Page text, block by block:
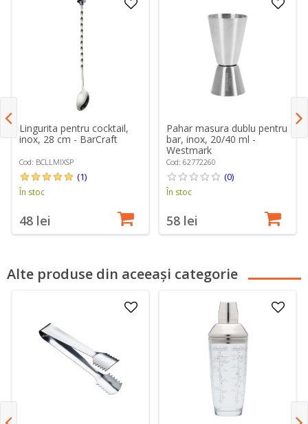
Lingurita pentru cocktail,
inox, 28 cm - BarCraft
Cod: BCLLMIXSP
(1)
În stoc
48 lei
Pahar masura dublu pentru
bar, inox, 20/40 ml -
Westmark
Cod: 62772260
(0)
În stoc
58 lei
Alte produse din aceeași categorie